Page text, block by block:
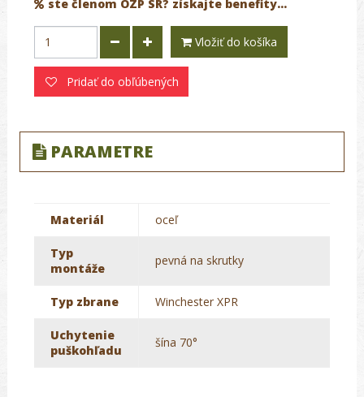
ste členom OZP SR? získajte benefity...
Vložiť do košíka
Pridať do obľúbených
PARAMETRE
Materiál oceľ
Typ
montáže
pevná na skrutky
Typ zbrane Winchester XPR
Uchytenie
puškohľadu
šína 70°